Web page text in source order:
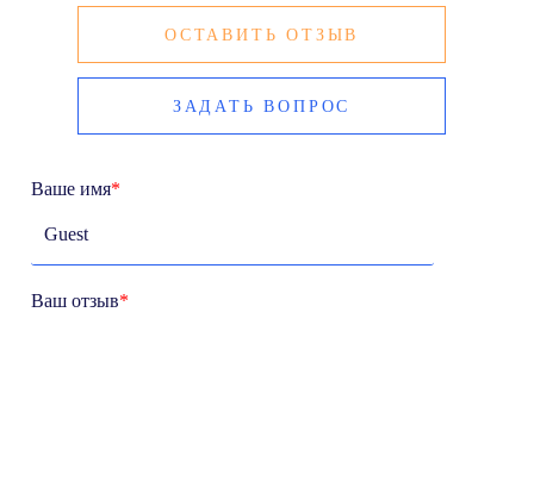
ОСТАВИТЬ ОТЗЫВ
ЗАДАТЬ ВОПРОС
Ваше имя*
Ваш отзыв*